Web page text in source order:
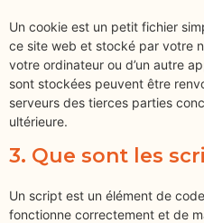
Un cookie est un petit fichier
ce site web et stocké par votre
votre ordinateur ou d’un autre
sont stockées peuvent être
serveurs des tierces parties
ultérieure.
3. Que sont les
Un script est un élément de
fonctionne correctement et de